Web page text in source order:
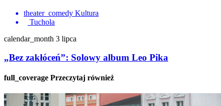
theater_comedy Kultura
Tuchola
calendar_month 3 lipca
„Bez zakłóceń”: Solowy album Leo Pika
full_coverage Przeczytaj również